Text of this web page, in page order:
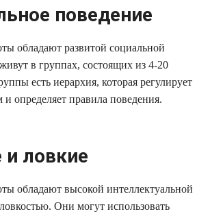
поведение
обладают развитой социальной
в группах, состоящих из 4-20
есть иерархия, которая регулирует
и определяет правила поведения.
ловкие
обладают высокой интеллектуальной
Они могут использовать